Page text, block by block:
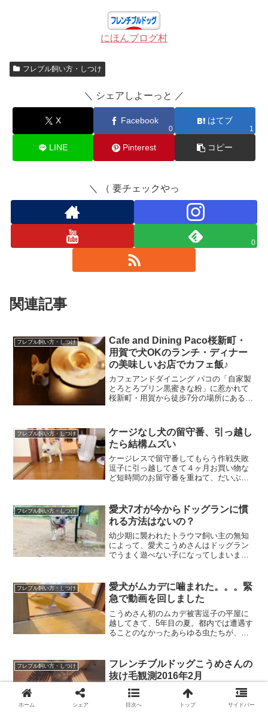
にほんブログ村
フレブル飼い方・しつけ
＼ シェアしよーっと ／
X Facebook
0
はてブ
1
LINE Pinterest コピー
＼ （ 要チェックやっ
0
関連記事
フレブル飼い方・しつけ
Cafe and Dining Paco桜新町・
用賀で犬OKのランチ・ディナー
の美味しいお店でカフェ飯♪
カフェアンドダイニング パコの「自家製
とろとろプリン黒蜜きな粉」に惹かれて
桜新町・用賀から徒歩7分の場所にある
23:00(L.O...
フレブル飼い方・しつけ
ケージなし犬の留守番、引っ越し
たら結構ムズい
ケージレスで留守番してもらう作戦失敗
逗子に引っ越してきて４ヶ月お買い物な
ど短時間のお留守番を重ねて、だいぶ慣
番できていたので、こっちの家でもケー
ジレス留守番にチャレンジし...
フレブル飼い方・しつけ
愛犬7才が今からドッグランに慣
れる方法はないの？
幼少期に襲われたトラウマ飼い主の無知
によって、愛犬こうめさんはドッグラン
でうまく遊べない子になってしまいまし
れない。まずは、小型犬のみOKの方か
ら、犬の数も少ないタイ...
フレブル飼い方・しつけ
愛犬がムカデに噛まれた。。。緊
急で動画を回しました
こうめさん初のムカデ被害逗子の平屋に
越してきて、5年目の夏。都内では遭遇す
ることのなかったあらゆる虫たちが、夏
カデとゲジゲジ。ゲジゲジは悪さはしな
いけど、見た目がぜんぜん...
フレブル飼い方・しつけ
フレンチブルドッグこうめさんの
抜け毛観測2016年2月
2月も抜け毛の量は少なめフレンチブルド
ッグは抜け毛がひどい！これを理由に飼
うことをためらってしまう人がいるみた
ホーム シェア 目次へ トップ サイドバー